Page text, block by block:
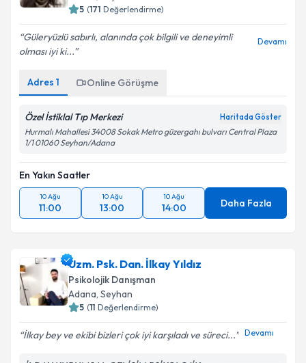
5 (171 Değerlendirme)
Güleryüzlü sabırlı, alanında çok bilgili ve deneyimli
olması iyi ki...
Devamı
Adres 1 Online Görüşme
Özel İstiklal Tıp Merkezi Haritada Göster
Hurmalı Mahallesi 34008 Sokak Metro güzergahı bulvarı Central Plaza
1/1 01060 Seyhan/Adana
En Yakın Saatler
10 Ağu
11:00
10 Ağu
13:00
10 Ağu
14:00 Daha Fazla
Uzm. Psk. Dan. İlkay Yıldız
Psikolojik Danışman
Adana, Seyhan
5 (11 Değerlendirme)
İlkay bey ve ekibi bizleri çok iyi karşıladı ve süreci... Devamı